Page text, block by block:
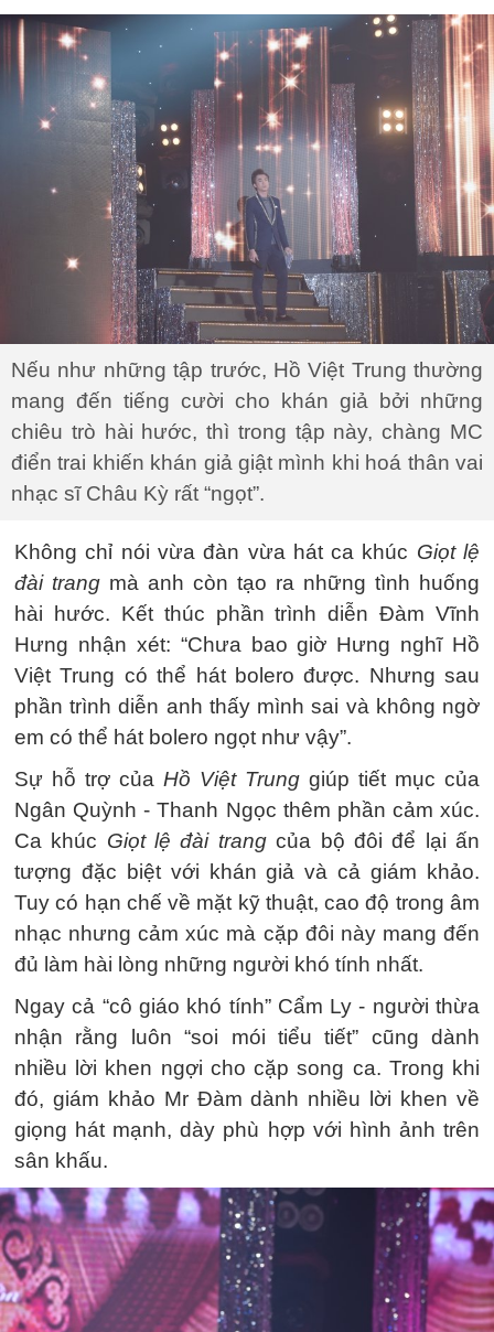
Nếu như những tập trước, Hồ Việt Trung thường
mang đến tiếng cười cho khán giả bởi những
chiêu trò hài hước, thì trong tập này, chàng MC
điển trai khiến khán giả giật mình khi hoá thân vai
nhạc sĩ Châu Kỳ rất “ngọt”.
Không chỉ nói vừa đàn vừa hát ca khúc Giọt lệ
đài trang mà anh còn tạo ra những tình huống
hài hước. Kết thúc phần trình diễn Đàm Vĩnh
Hưng nhận xét: “Chưa bao giờ Hưng nghĩ Hồ
Việt Trung có thể hát bolero được. Nhưng sau
phần trình diễn anh thấy mình sai và không ngờ
em có thể hát bolero ngọt như vậy”.
Sự hỗ trợ của Hồ Việt Trung giúp tiết mục của
Ngân Quỳnh - Thanh Ngọc thêm phần cảm xúc.
Ca khúc Giọt lệ đài trangcủa bộ đôi để lại ấn
tượng đặc biệt với khán giả và cả giám khảo.
Tuy có hạn chế về mặt kỹ thuật, cao độ trong âm
nhạc nhưng cảm xúc mà cặp đôi này mang đến
đủ làm hài lòng những người khó tính nhất.
Ngay cả “cô giáo khó tính” Cẩm Ly - người thừa
nhận rằng luôn “soi mói tiểu tiết” cũng dành
nhiều lời khen ngợi cho cặp song ca. Trong khi
đó, giám khảo Mr Đàm dành nhiều lời khen về
giọng hát mạnh, dày phù hợp với hình ảnh trên
sân khấu.